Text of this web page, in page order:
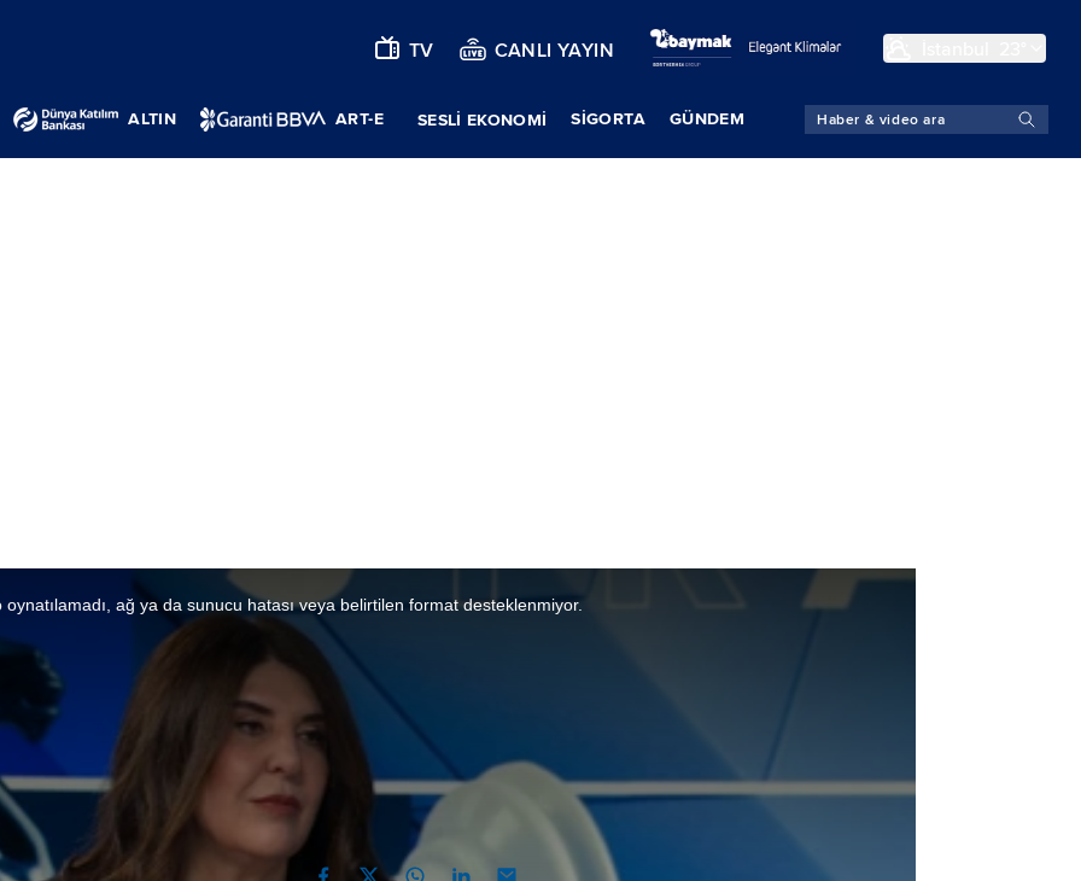
TV CANLI YAYIN
ALTIN ART-E SESLİ EKONOMİ SIGORTA GÜNDEM
oynatılamadı, ağ ya da sunucu hatası veya belirtilen format desteklenmiyor.
yeni dönem:
yatırım